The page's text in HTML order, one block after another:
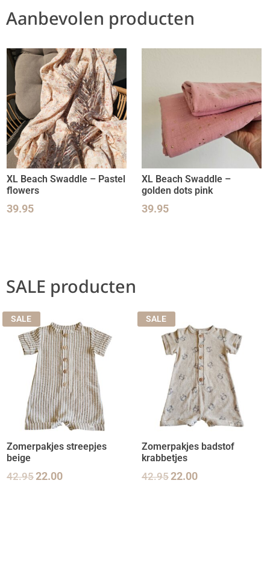
Aanbevolen producten
XL Beach Swaddle – Pastel
flowers
39.95
XL Beach Swaddle –
golden dots pink
39.95
SALE producten
SALE
Zomerpakjes streepjes
beige
42.9522.00
SALE
Zomerpakjes badstof
krabbetjes
42.9522.00